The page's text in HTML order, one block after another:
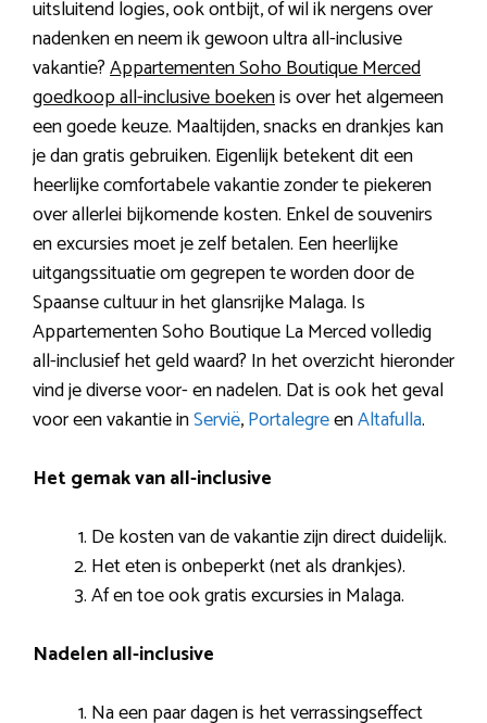
uitsluitend logies, ook ontbijt, of wil ik nergens over
nadenken en neem ik gewoon ultra all-inclusive
vakantie?Appartementen Soho Boutique Merced
goedkoop all-inclusive boekenis over het algemeen
een goede keuze. Maaltijden, snacks en drankjes kan
je dan gratis gebruiken. Eigenlijk betekent dit een
heerlijke comfortabele vakantie zonder te piekeren
over allerlei bijkomende kosten. Enkel de souvenirs
en excursies moet je zelf betalen. Een heerlijke
uitgangssituatie om gegrepen te worden door de
Spaanse cultuur in het glansrijke Malaga. Is
Appartementen Soho Boutique La Merced volledig
all-inclusief het geld waard? In het overzicht hieronder
vind je diverse voor- en nadelen. Dat is ook het geval
voor een vakantie inServië,PortalegreenAltafulla.
Het gemak van all-inclusive
De kosten van de vakantie zijn direct duidelijk.
Het eten is onbeperkt (net als drankjes).
Af en toe ook gratis excursies in Malaga.
Nadelen all-inclusive
Na een paar dagen is het verrassingseffect